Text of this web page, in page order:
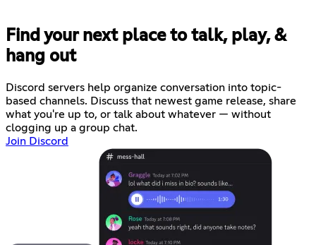
Find your next place to talk, play, &
hang out
Discord servers help organize conversation into topic-
based channels. Discuss that newest game release, share
what you're up to, or talk about whatever — without
clogging up a group chat.
Join Discord